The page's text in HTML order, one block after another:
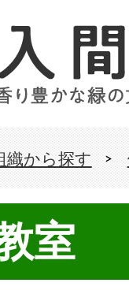
織から探す
室